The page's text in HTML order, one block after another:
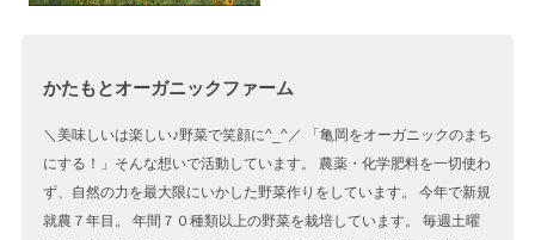
かたもとオーガニックファーム
＼美味しいは楽しい♪野菜で笑顔に^_^／ 「亀岡をオーガニックのまち
にする！」そんな想いで活動しています。 農薬・化学肥料を一切使わ
ず、自然の力を最大限にいかした野菜作りをしています。 今年で新規
就農７年目。 年間７０種類以上の野菜を栽培しています。 毎週土曜